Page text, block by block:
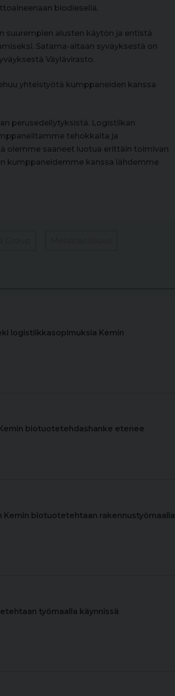
biodieseliä.
suurempien alusten käytön ja entistä
Satama-altaan syväyksestä on
Väylävirasto.
yhteistyötä kumppaneiden kanssa
perusedellytyksistä. Logistiikan
tehokkaita ja
olemme saaneet luotua erittäin toimivan
kumppaneidemme kanssa lähdemme
logistiikkasopimuksia Kemin
Kemin biotuotetehdashanke etenee
Kemin biotuotetehtaan rakennustyömaalla
työmaalla käynnissä